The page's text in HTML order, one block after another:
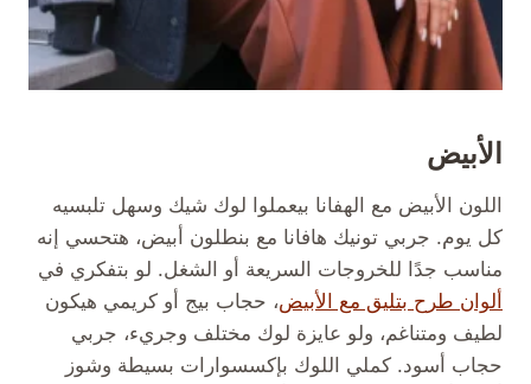
الأبيض
اللون الأبيض مع الهفانا بيعملوا لوك شيك وسهل تلبسيه
كل يوم. جربي تونيك هافانا مع بنطلون أبيض، هتحسي إنه
مناسب جدًا للخروجات السريعة أو الشغل. لو بتفكري في
ألوان طرح بتليق مع الأبيض، حجاب بيج أو كريمي هيكون
لطيف ومتناغم، ولو عايزة لوك مختلف وجريء، جربي
حجاب أسود. كملي اللوك بإكسسوارات بسيطة وشوز